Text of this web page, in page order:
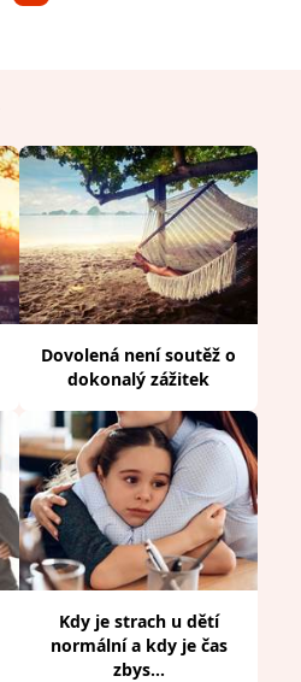
Dovolená není soutěž o
dokonalý zážitek
Kdy je strach u dětí
normální a kdy je čas
zbys...